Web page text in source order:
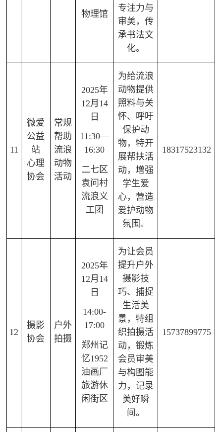
物理馆
专注力与
审美，传
承书法文
化。
11
微爱
公益
站
心理
协会
常规
帮助
流浪
动物
活动
2025年
12月14
日
11:30—
16:30
二七区
袁问村
流浪义
工团
为给流浪
动物提供
照料与关
怀、呼吁
保护动
物，特开
展帮扶活
动，增强
学生爱
心，营造
爱护动物
氛围。
18317523132
12
摄影
协会
户外
拍摄
2025年
12月14
日
14:00-
17:00
郑州记
忆1952
油画厂
旅游休
闲街区
为让会员
提升户外
摄影技
巧、捕捉
生活美
景，特组
织拍摄活
动，锻炼
会员审美
与构图能
力，记录
美好瞬
间。
15737899775